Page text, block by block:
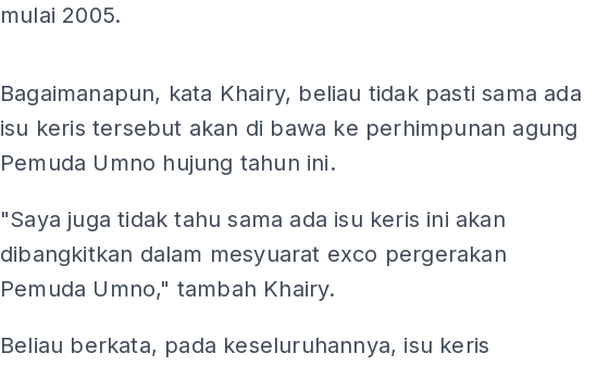
mulai 2005.
Bagaimanapun, kata Khairy, beliau tidak pasti sama ada
isu keris tersebut akan di bawa ke perhimpunan agung
Pemuda Umno hujung tahun ini.
"Saya juga tidak tahu sama ada isu keris ini akan
dibangkitkan dalam mesyuarat exco pergerakan
Pemuda Umno," tambah Khairy.
Beliau berkata, pada keseluruhannya, isu keris